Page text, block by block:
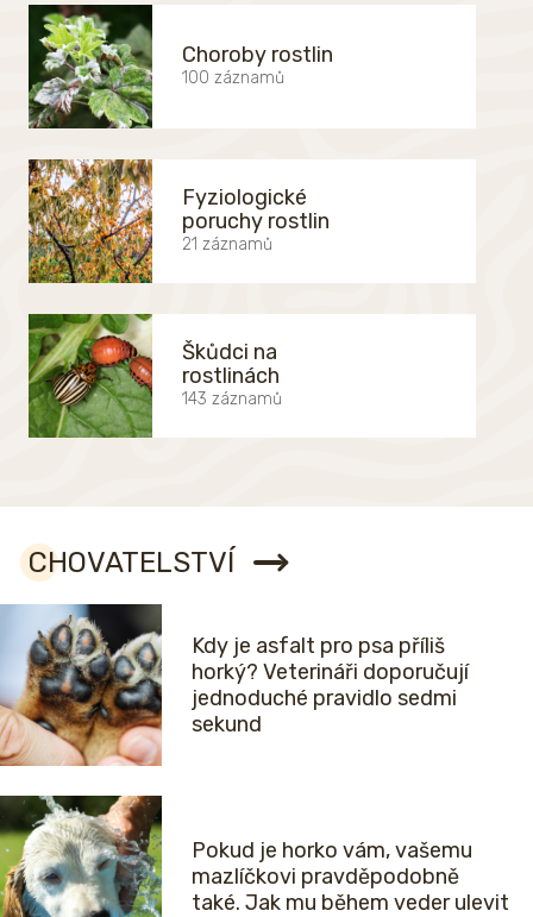
Choroby rostlin
100 záznamů
Fyziologické
poruchy rostlin
21 záznamů
Škůdci na
rostlinách
143 záznamů
CHOVATELSTVÍ
Kdy je asfalt pro psa příliš
horký? Veterináři doporučují
jednoduché pravidlo sedmi
sekund
Pokud je horko vám, vašemu
mazlíčkovi pravděpodobně
také. Jak mu během veder ulevit